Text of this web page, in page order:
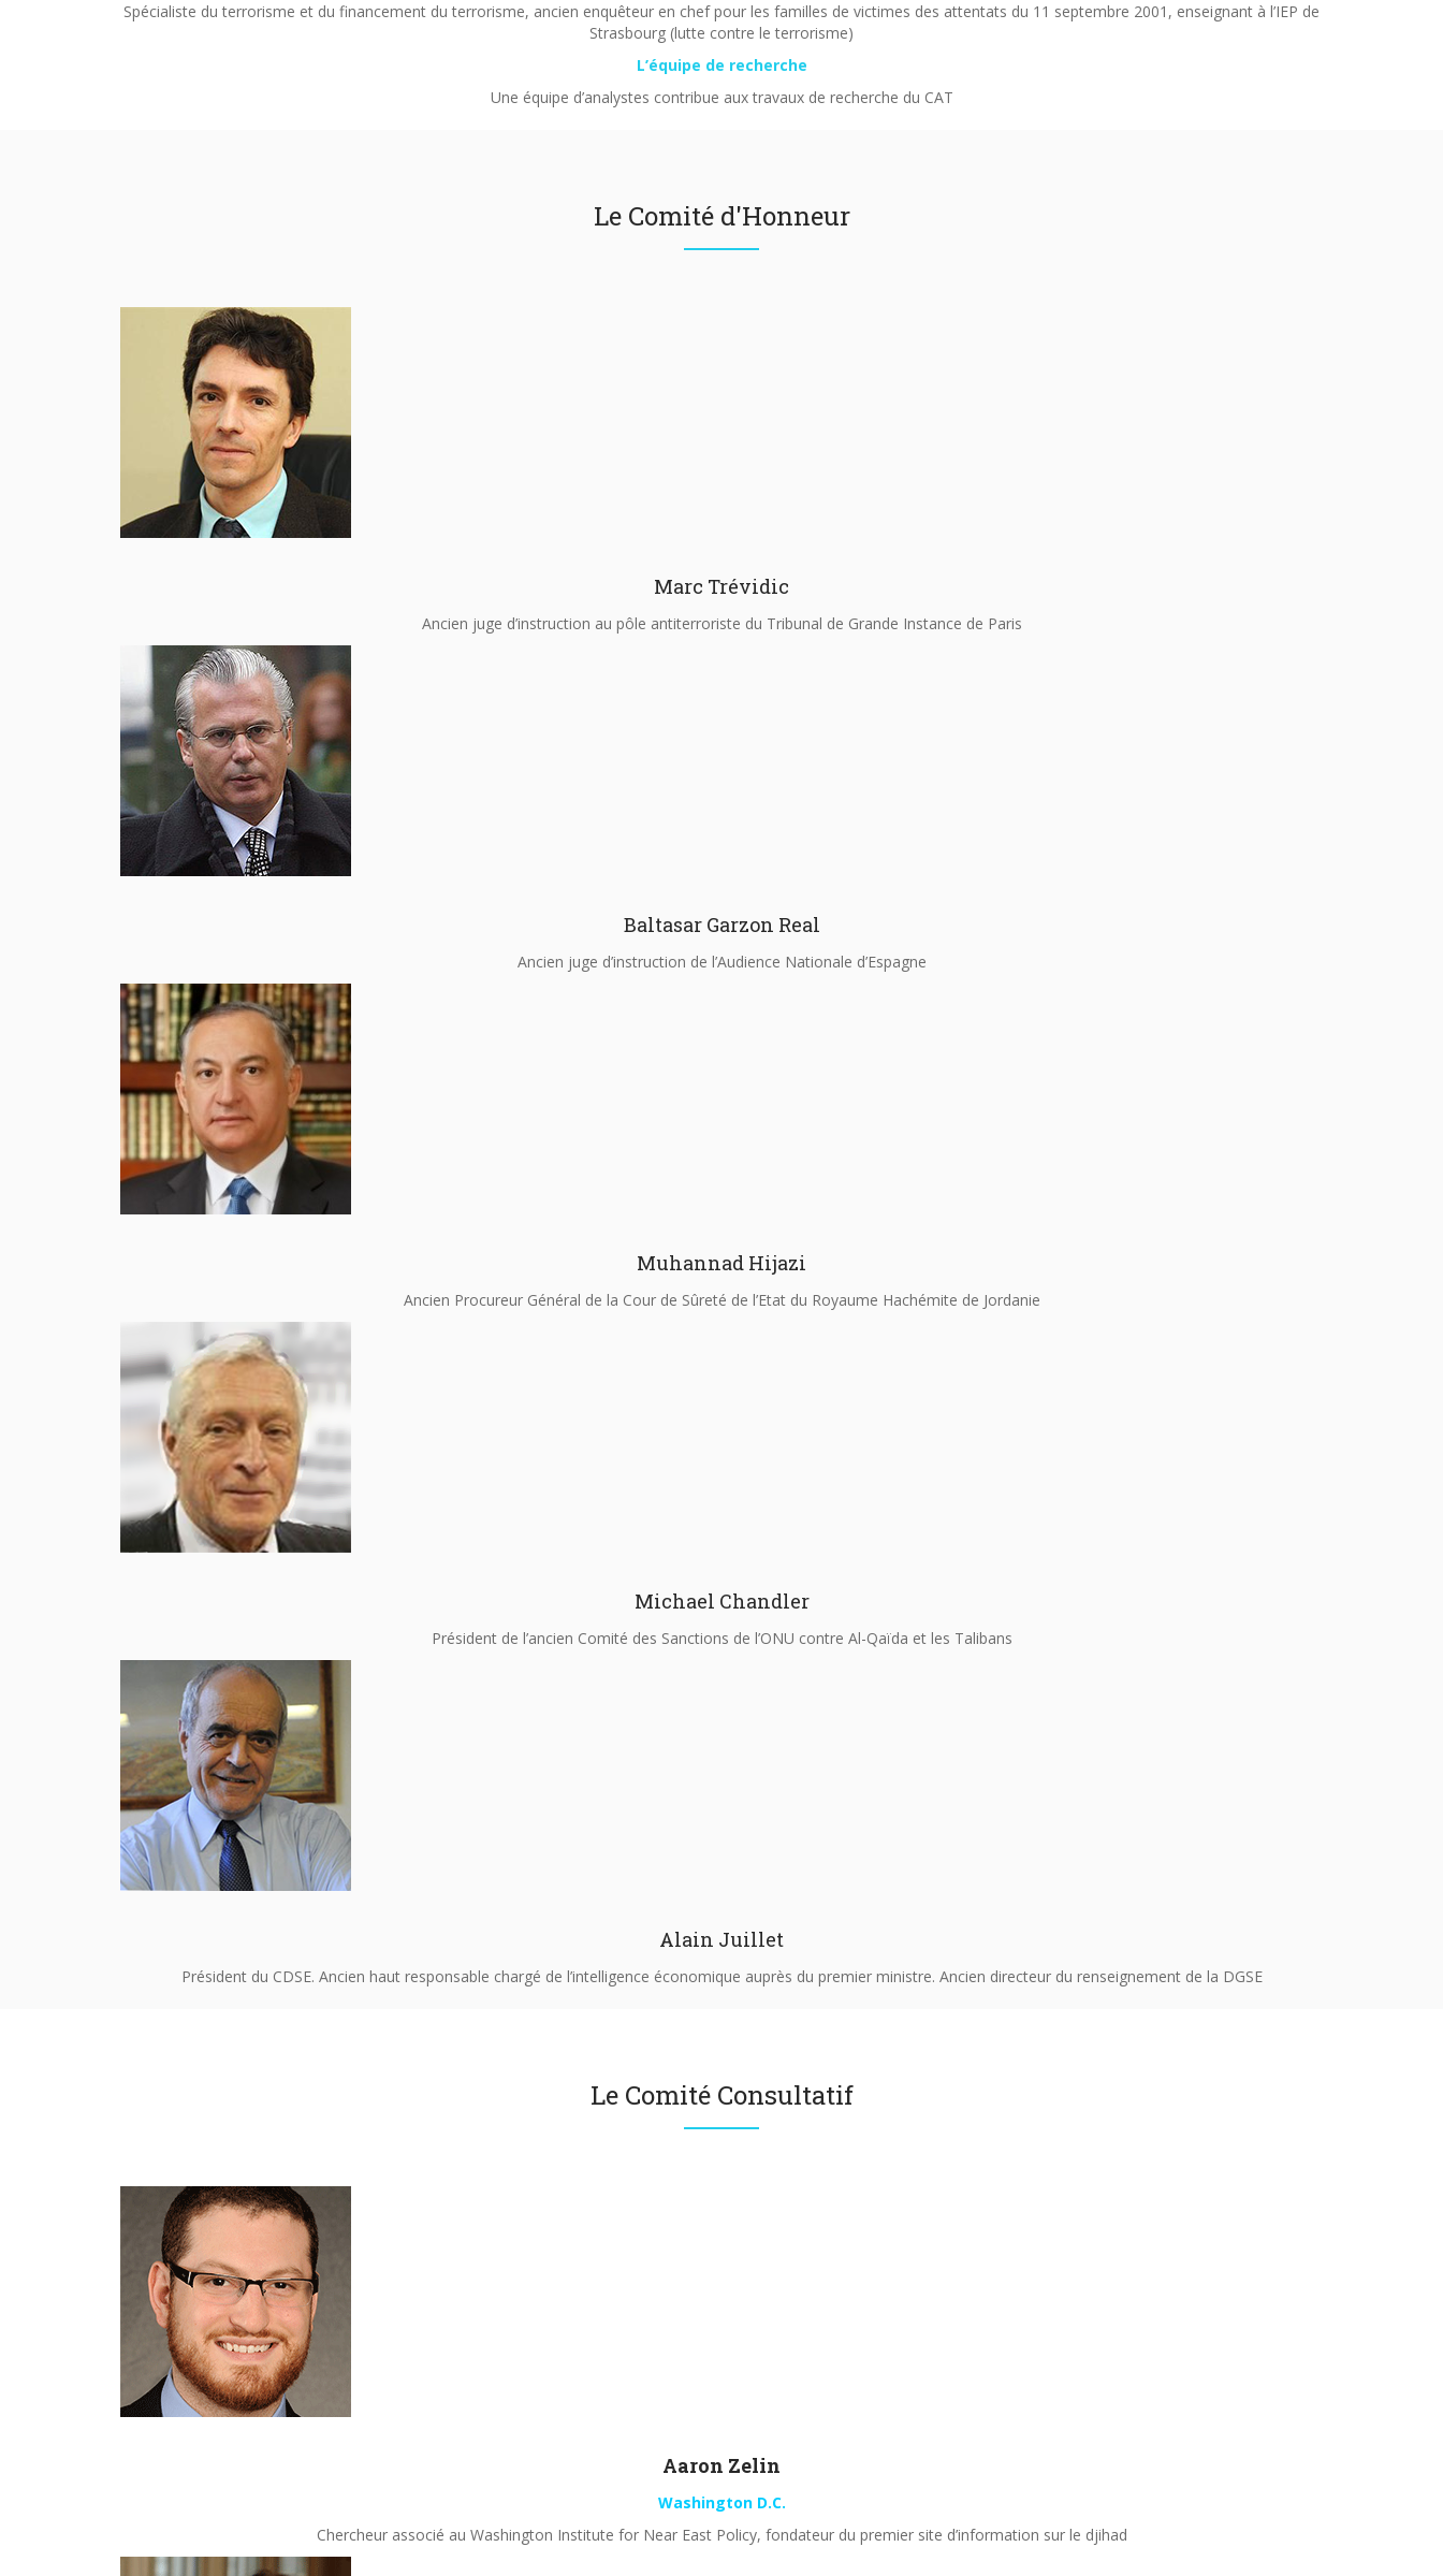
Spécialiste du terrorisme et du financement du terrorisme, ancien enquêteur en chef pour les familles de victimes des attentats du 11 septembre 2001, enseignant à l’IEP de
Strasbourg (lutte contre le terrorisme)
L’équipe de recherche
Une équipe d’analystes contribue aux travaux de recherche du CAT
Le Comité d'Honneur
Marc Trévidic
Ancien juge d’instruction au pôle antiterroriste du Tribunal de Grande Instance de Paris
Baltasar Garzon Real
Ancien juge d’instruction de l’Audience Nationale d’Espagne
Muhannad Hijazi
Ancien Procureur Général de la Cour de Sûreté de l’Etat du Royaume Hachémite de Jordanie
Michael Chandler
Président de l’ancien Comité des Sanctions de l’ONU contre Al-Qaïda et les Talibans
Alain Juillet
Président du CDSE. Ancien haut responsable chargé de l’intelligence économique auprès du premier ministre. Ancien directeur du renseignement de la DGSE
Le Comité Consultatif
Aaron Zelin
Washington D.C.
Chercheur associé au Washington Institute for Near East Policy, fondateur du premier site d’information sur le djihad